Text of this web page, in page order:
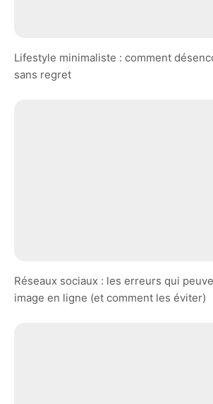
Lifestyle minimaliste : comment
sans regret
Réseaux sociaux : les erreurs qui
image en ligne (et comment les éviter)